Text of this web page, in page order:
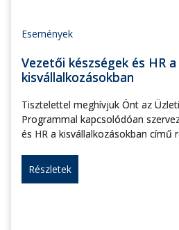
Események
Vezetői készségek és HR a
kisvállalkozásokban
Tisztelettel meghívjuk Önt az
Programmal kapcsolódóan
és HR a kisvállalkozásokban című
Részletek